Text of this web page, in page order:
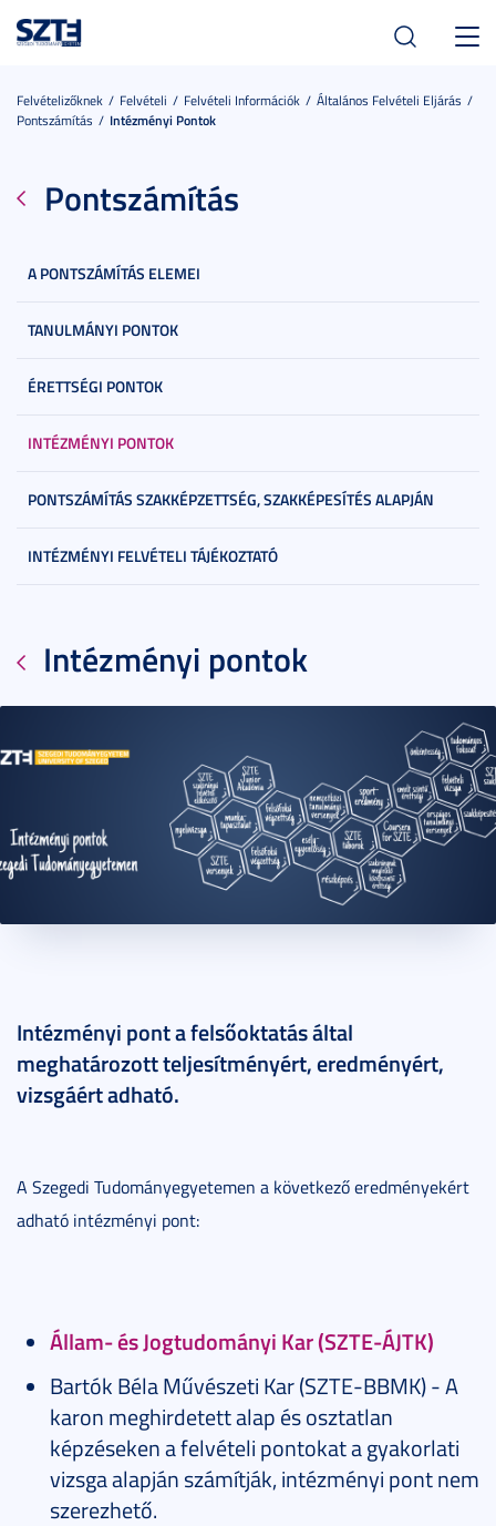
Felvételizőknek Felvételi Felvételi Információk
Általános Felvételi Eljárás
Pontszámítás
Intézményi Pontok
Pontszámítás
A PONTSZÁMÍTÁS ELEMEI
TANULMÁNYI PONTOK
ÉRETTSÉGI PONTOK
INTÉZMÉNYI PONTOK
PONTSZÁMÍTÁS SZAKKÉPZETTSÉG, SZAKKÉPESÍTÉS ALAPJÁN
INTÉZMÉNYI FELVÉTELI TÁJÉKOZTATÓ
Intézményi pontok
Intézményi pont a felsőoktatás által
meghatározott teljesítményért, eredményért,
vizsgáért adható.
A Szegedi Tudományegyetemen a következő eredményekért
adható intézményi pont:
Állam- és Jogtudományi Kar (SZTE-ÁJTK)
Bartók Béla Művészeti Kar (SZTE-BBMK) - A
karon meghirdetett alap és osztatlan
képzéseken a felvételi pontokat a gyakorlati
vizsga alapján számítják, intézményi pont nem
szerezhető.